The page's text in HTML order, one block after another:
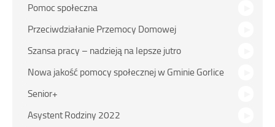
Pomoc społeczna
Przeciwdziałanie Przemocy Domowej
Szansa pracy – nadzieją na lepsze jutro
Nowa jakość pomocy społecznej w Gminie Gorlice
Senior+
Asystent Rodziny 2022